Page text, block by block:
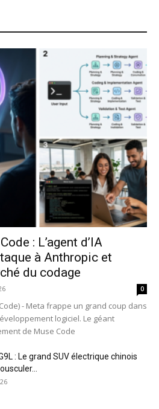
: L’agent d’IA
à Anthropic et
du codage
0
- Meta frappe un grand coup dans
logiciel. Le géant
de Muse Code
: Le grand SUV électrique chinois